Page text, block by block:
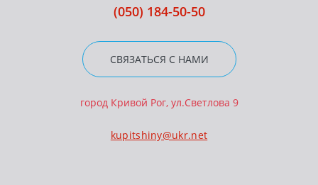
(050) 184-50-50
СВЯЗАТЬСЯ С НАМИ
город Кривой Рог, ул.Светлова 9
kupitshiny@ukr.net